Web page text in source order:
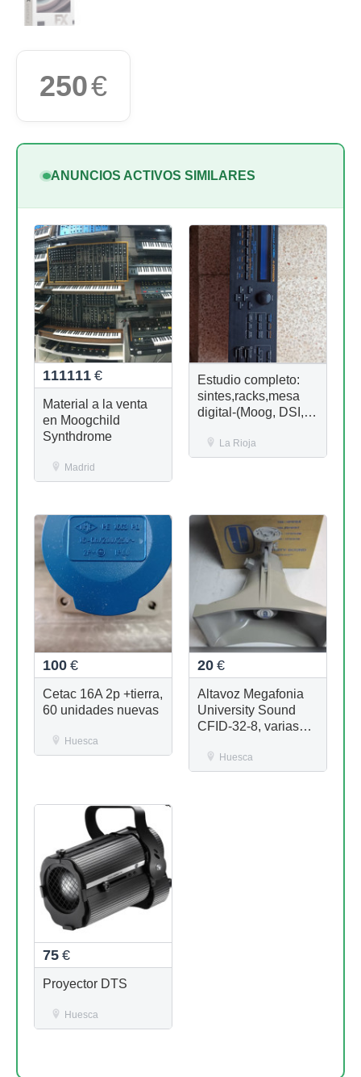
250€
ANUNCIOS ACTIVOS SIMILARES
111111 €
Material a la venta
en Moogchild
Synthdrome
Madrid
Estudio completo:
sintes,racks,mesa
digital-(Moog, DSI,
La Rioja
100 €
Cetac 16A 2p +tierra,
60 unidades nuevas
Huesca
20 €
Altavoz Megafonia
University Sound
CFID-32-8, varias
disponibles
Huesca
75 €
Proyector DTS
Huesca